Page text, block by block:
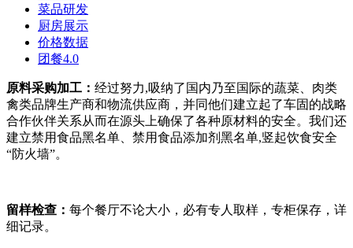
菜品研发
厨房展示
价格数据
团餐4.0
原料采购加工： 经过努力,吸纳了国内乃至国际的蔬菜、肉类
禽类品牌生产商和物流供应商，并同他们建立起了车固的战略
合作伙伴关系从而在源头上确保了各种原材料的安全。我们还
建立禁用食品黑名单、禁用食品添加剂黑名单,竖起饮食安全
“防火墙”。
留样检查： 每个餐厅不论大小，必有专人取样，专柜保存，详
细记录。